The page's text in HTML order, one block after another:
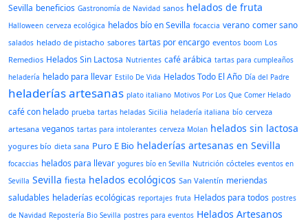
Sevilla beneficios Gastronomía de Navidad sanos helados de fruta
Halloween cerveza ecológica helados bío en Sevilla focaccia verano comer sano
salados helado de pistacho sabores tartas por encargo eventos boom Los
Remedios Helados Sin Lactosa Nutrientes café arábica tartas para cumpleaños
heladería helado para llevar Estilo De Vida Helados Todo El Año Día del Padre
heladerías artesanas plato italiano Motivos Por Los Que Comer Helado
café con helado prueba tartas heladas Sicilia heladería italiana bío cerveza
artesana veganos tartas para intolerantes cerveza Molan helados sin lactosa
yogures bío dieta sana Puro E Bio heladerías artesanas en Sevilla
focaccias helados para llevar yogures bío en Sevilla Nutrición cócteles eventos en
Sevilla Sevilla fiesta helados ecológicos San Valentín meriendas
saludables heladerías ecológicas reportajes fruta Helados para todos postres
de Navidad Repostería Bio Sevilla postres para eventos Helados Artesanos